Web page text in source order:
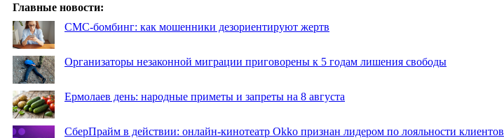
Главные новости:
СМС-бомбинг: как мошенники дезориентируют жертв
Организаторы незаконной миграции приговорены к 5 годам лишения свободы
Ермолаев день: народные приметы и запреты на 8 августа
СберПрайм в действии: онлайн-кинотеатр Okko признан лидером по лояльности клиентов